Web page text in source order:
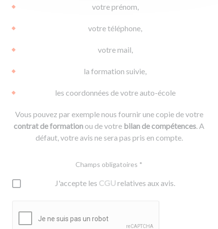
votre prénom,
votre téléphone,
votre mail,
la formation suivie,
les coordonnées de votre auto-école
Vous pouvez par exemple nous fournir une copie de votre
contrat de formationou de votre bilan de compétences. A
défaut, votre avis ne sera pas pris en compte.
Champs obligatoires *
J'accepte les CGUrelatives aux avis.